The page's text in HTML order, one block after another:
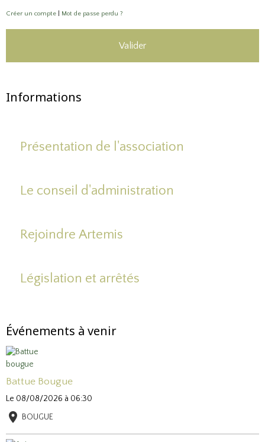
Créer un compte Mot de passe perdu ?
Valider
Informations
Présentation de l'association
Le conseil d'administration
Rejoindre Artemis
Législation et arrêtés
Événements à venir
Battue Bougue
Le 08/08/2026 à 06:30
BOUGUE